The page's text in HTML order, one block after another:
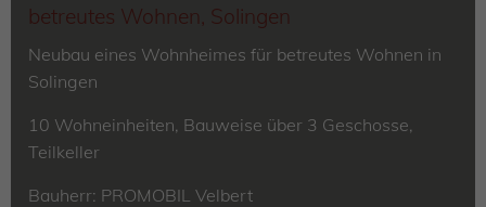
betreutes Wohnen, Solingen
Neubau eines Wohnheimes für betreutes Wohnen in
Solingen
10 Wohneinheiten, Bauweise über 3 Geschosse,
Teilkeller
Bauherr: PROMOBIL Velbert